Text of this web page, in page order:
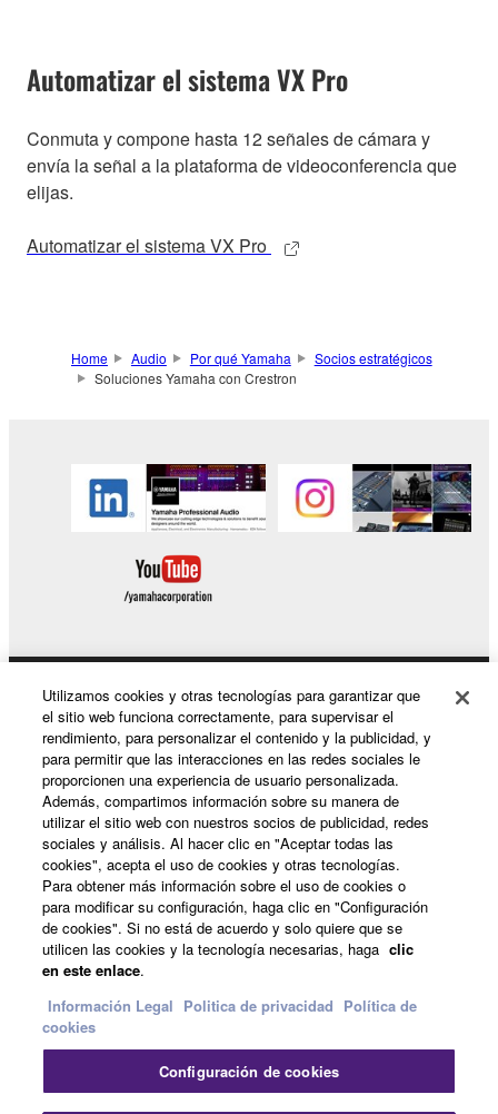
Automatizar el sistema VX Pro
Conmuta y compone hasta 12 señales de cámara y
envía la señal a la plataforma de videoconferencia que
elijas.
Automatizar el sistema VX Pro
Home Audio Por qué Yamaha
Socios estratégicos
Soluciones Yamaha con Crestron
Productos y soluciones
Noticias
Acerca de Yamaha
España - Spanish
Consumer
Contacte con nosotrosTerminos de uso
Utilizamos cookies y otras tecnologías para garantizar que
el sitio web funciona correctamente, para supervisar el
rendimiento, para personalizar el contenido y la publicidad, y
para permitir que las interacciones en las redes sociales le
proporcionen una experiencia de usuario personalizada.
Además, compartimos información sobre su manera de
utilizar el sitio web con nuestros socios de publicidad, redes
sociales y análisis. Al hacer clic en "Aceptar todas las
cookies", acepta el uso de cookies y otras tecnologías.
Para obtener más información sobre el uso de cookies o
para modificar su configuración, haga clic en "Configuración
de cookies". Si no está de acuerdo y solo quiere que se
utilicen las cookies y la tecnología necesarias, haga clic
en este enlace.
Información Legal Politica de privacidad Política de
cookies
Configuración de cookies